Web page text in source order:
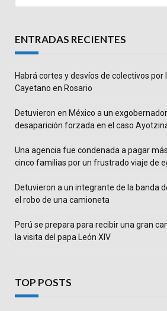
ENTRADAS RECIENTES
Habrá cortes y desvíos de colectivos por
Cayetano en Rosario
Detuvieron en México a un
desaparición forzada en el caso
Una agencia fue condenada a pagar
cinco familias por un frustrado viaje de
Detuvieron a un integrante de la banda
el robo de una camioneta
Perú se prepara para recibir una gran
la visita del papa León XIV
TOP POSTS